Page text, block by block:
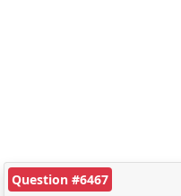
Question #6467